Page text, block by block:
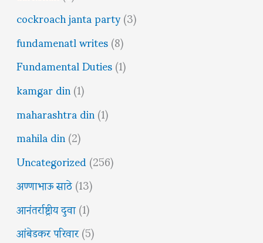
cockroach janta party(3)
fundamenatl writes(8)
Fundamental Duties(1)
kamgar din(1)
maharashtra din(1)
mahila din(2)
Uncategorized(256)
अण्णाभाऊ साठे(13)
आनंतर्राष्ट्रीय दुवा(1)
आंबेडकर परिवार(5)